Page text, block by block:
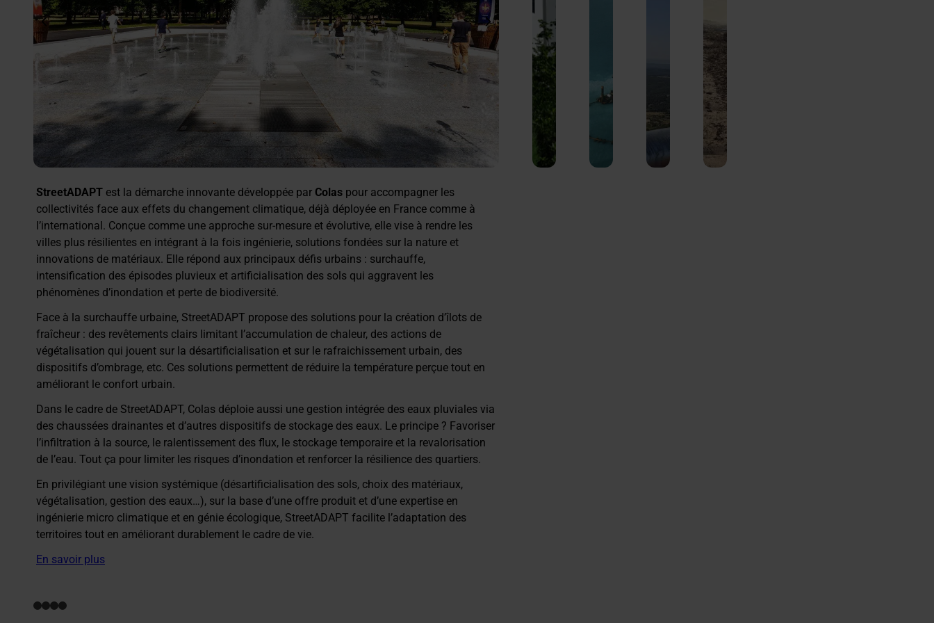
StreetADAPT est la démarche innovante développée par Colas pour accompagner les
collectivités face aux effets du changement climatique, déjà déployée en France comme à
l’international. Conçue comme une approche sur‑mesure et évolutive, elle vise à rendre les
villes plus résilientes en intégrant à la fois ingénierie, solutions fondées sur la nature et
innovations de matériaux. Elle répond aux principaux défis urbains : surchauffe,
intensification des épisodes pluvieux et artificialisation des sols qui aggravent les
phénomènes d’inondation et perte de biodiversité.
Face à la surchauffe urbaine, StreetADAPT propose des solutions pour la création d’îlots de
fraîcheur : des revêtements clairs limitant l’accumulation de chaleur, des actions de
végétalisation qui jouent sur la désartificialisation et sur le rafraichissement urbain, des
dispositifs d’ombrage, etc. Ces solutions permettent de réduire la température perçue tout en
améliorant le confort urbain.
Dans le cadre de StreetADAPT, Colas déploie aussi une gestion intégrée des eaux pluviales via
des chaussées drainantes et d’autres dispositifs de stockage des eaux. Le principe ? Favoriser
l’infiltration à la source, le ralentissement des flux, le stockage temporaire et la revalorisation
de l’eau. Tout ça pour limiter les risques d’inondation et renforcer la résilience des quartiers.
En privilégiant une vision systémique (désartificialisation des sols, choix des matériaux,
végétalisation, gestion des eaux…), sur la base d’une offre produit et d’une expertise en
ingénierie micro climatique et en génie écologique, StreetADAPT facilite l’adaptation des
territoires tout en améliorant durablement le cadre de vie.
En savoir plus